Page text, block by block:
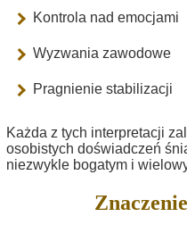
Kontrola nad emocjami
Wyzwania zawodowe
Pragnienie stabilizacji
Każda z tych interpretacji
osobistych doświadczeń
niezwykle bogatym i